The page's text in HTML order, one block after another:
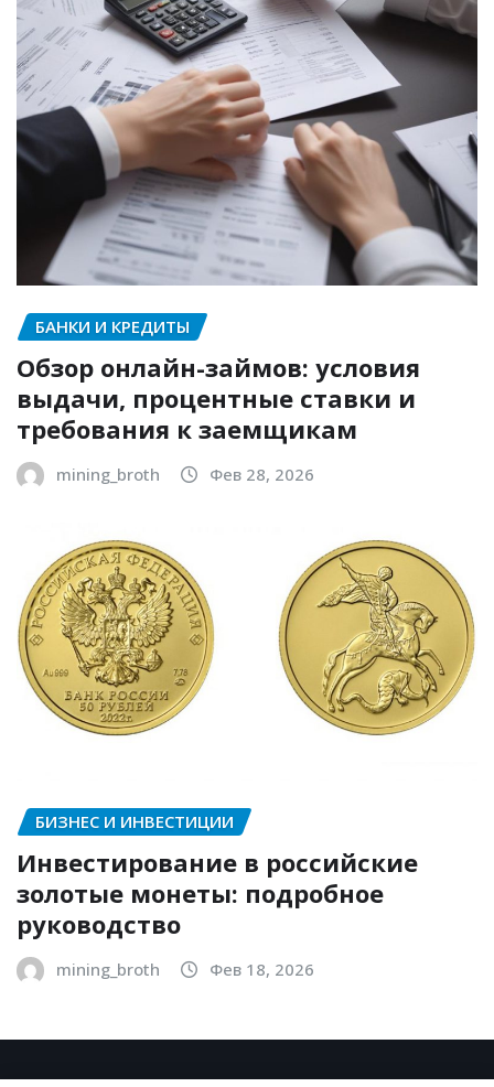
БАНКИ И КРЕДИТЫ
Обзор онлайн-займов: условия
выдачи, процентные ставки и
требования к заемщикам
mining_broth Фев 28, 2026
БИЗНЕС И ИНВЕСТИЦИИ
Инвестирование в российские
золотые монеты: подробное
руководство
mining_broth Фев 18, 2026